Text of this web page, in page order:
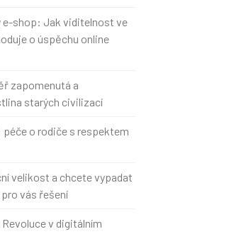
e-shop: Jak viditelnost ve
o úspěchu online
zapomenutá a
starých civilizací
péče o rodiče s respektem
velikost a chcete vypadat
vás řešení
v digitálním